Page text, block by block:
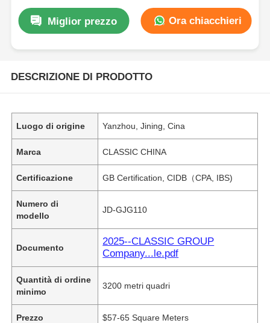
Miglior prezzo Ora chiacchieri
DESCRIZIONE DI PRODOTTO
Luogo di origine Yanzhou, Jining, Cina
Marca CLASSIC CHINA
Certificazione GB Certification, CIDB（CPA, IBS)
Numero di
modello
JD-GJG110
Documento
2025--CLASSIC GROUP
Company...le.pdf
Quantità di ordine
minimo
3200 metri quadri
Prezzo $57-65 Square Meters